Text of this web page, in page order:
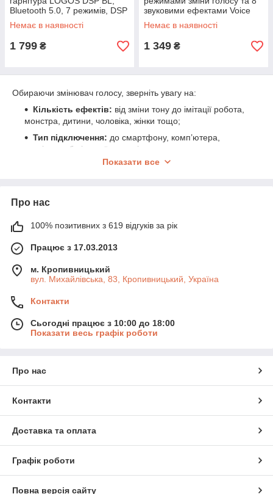
Bluetooth 5.0, 7 режимів, DSP
MCU, вбудований мікрофон
Немає в наявності
1 799 ₴
звуковими ефектами Voice
Changer Newgood I9
Немає в наявності
1 349 ₴
Обираючи змінювач голосу, зверніть увагу на:
Кількість ефектів: від зміни тону до імітації робота,
монстра, дитини, чоловіка, жінки тощо;
Тип підключення: до смартфону, комп’ютера,
гарнітури або ігрової консолі;
Формат пристрою:портативний модуль,
збереження налаштувань;
Якість звуку:
важлива низька затримка та чисте
Додатково:вбудований акумулятор, підсвітка, вихід
Змінювач голосу — це веселий, креативний і незвичний
настрою.
Показати все
Про нас
100% позитивних з 619 відгуків за рік
Працює з 17.03.2013
м. Кропивницький
вул. Михайлівська, 83, Кропивницький, Україна
Контакти
Сьогодні працює з 10:00 до 18:00
Показати весь графік роботи
Про нас
Контакти
Доставка та оплата
Графік роботи
Повна версія сайту